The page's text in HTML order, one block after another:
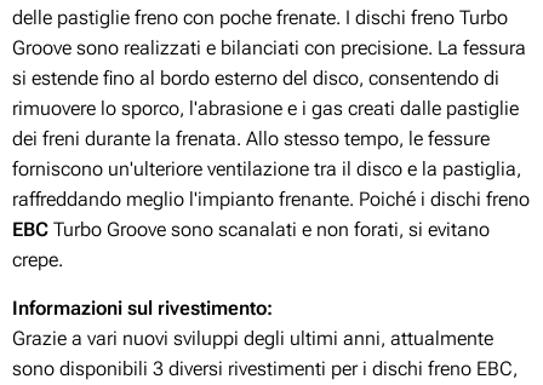
delle pastiglie freno con poche frenate. I dischi freno Turbo
Groove sono realizzati e bilanciati con precisione. La fessura
si estende fino al bordo esterno del disco, consentendo di
rimuovere lo sporco, l'abrasione e i gas creati dalle pastiglie
dei freni durante la frenata. Allo stesso tempo, le fessure
forniscono un'ulteriore ventilazione tra il disco e la pastiglia,
raffreddando meglio l'impianto frenante. Poiché i dischi freno
EBC Turbo Groove sono scanalati e non forati, si evitano
crepe.
Informazioni sul rivestimento:
Grazie a vari nuovi sviluppi degli ultimi anni, attualmente
sono disponibili 3 diversi rivestimenti per i dischi freno EBC,